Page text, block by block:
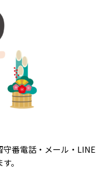
番電話・メール・LINE
。